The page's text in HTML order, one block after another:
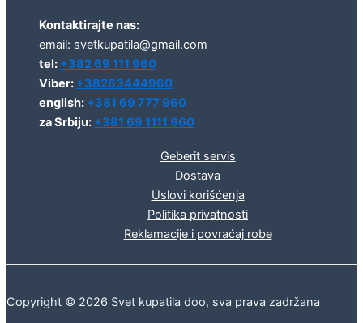
Kontaktirajte nas:
email: svetkupatila@gmail.com
tel: +382 69 111 960
Viber: +38263444960
english: +381 69 777 960
za Srbiju: +381 69 1111 960
Geberit servis
Dostava
Uslovi korišćenja
Politika privatnosti
Reklamacije i povraćaj robe
Copyright © 2026 Svet kupatila doo, sva prava zadržana